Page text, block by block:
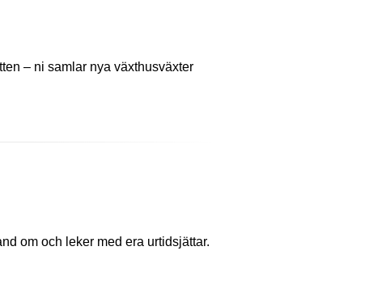
– ni samlar nya växthusväxter
om och leker med era urtidsjättar.